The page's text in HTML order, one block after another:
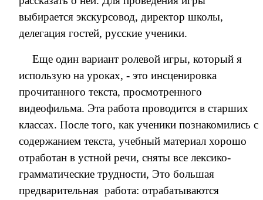
выбирается экскурсовод, директор школы,
делегация гостей, русские ученики.
Еще один вариант ролевой игры, который я
использую на уроках, - это инсценировка
прочитанного текста, просмотренного
видеофильма. Эта работа проводится в старших
классах. После того, как ученики познакомились с
содержанием текста, учебный материал хорошо
отработан в устной речи, сняты все лексико-
грамматические трудности, Это большая
предварительная работа: отрабатываются